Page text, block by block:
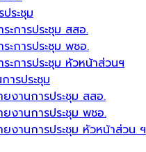
ประชุม
ระการประชุม สสอ.
ระการประชุม พชอ.
ระการประชุม หัวหน้าส่วนฯ
ารประชุม
ยงานการประชุม สสอ.
ยงานการประชุม พชอ.
ยงานการประชุม หัวหน้าส่วน ฯ